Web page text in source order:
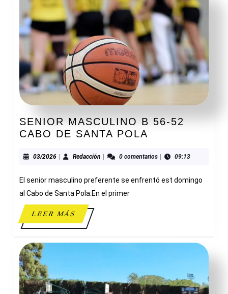
SENIOR MASCULINO B 56-52
CABO DE SANTA POLA
B
52
03/202603/2026Redacción Redacción0 comentarios 09:13
El senior masculino preferente se enfrentó est domingo
al Cabo de Santa Pola.En el primer
LEER MÁSLEER
MÁS